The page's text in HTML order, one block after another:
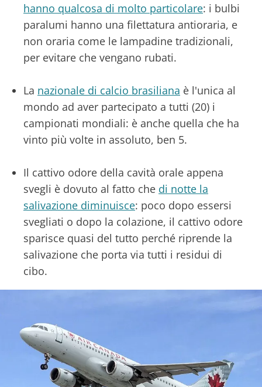
hanno qualcosa di molto particolare: i bulbi
paralumi hanno una filettatura antioraria, e
non oraria come le lampadine tradizionali,
per evitare che vengano rubati.
La nazionale di calcio brasiliana è l'unica al
mondo ad aver partecipato a tutti (20) i
campionati mondiali: è anche quella che ha
vinto più volte in assoluto, ben 5.
Il cattivo odore della cavità orale appena
svegli è dovuto al fatto che di notte la
salivazione diminuisce: poco dopo essersi
svegliati o dopo la colazione, il cattivo odore
sparisce quasi del tutto perché riprende la
salivazione che porta via tutti i residui di
cibo.